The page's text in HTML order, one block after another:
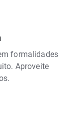
formalidades
Aproveite